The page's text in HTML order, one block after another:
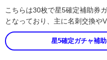
こちらは30枚で星5確定補助券
となっており、主に名刺交換や
星5確定ガチャ補